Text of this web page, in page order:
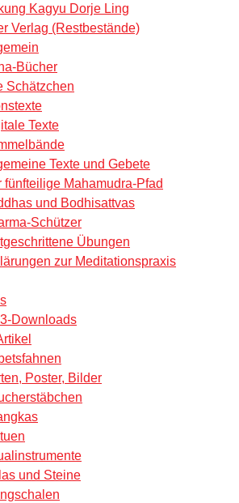
Kagyu Dorje Ling
Verlag (Restbestände)
Bücher
Schätzchen
Texte
Texte und Gebete
fünfteilige Mahamudra-Pfad
und Bodhisattvas
Schützer
Übungen
zur Meditationspraxis
Downloads
Poster, Bilder
und Steine